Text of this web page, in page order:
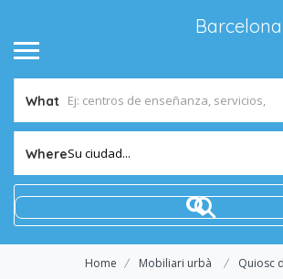
What
WhereSu ciudad...
Home Mobiliari urbà Quiosc